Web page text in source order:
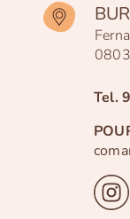
Tel.